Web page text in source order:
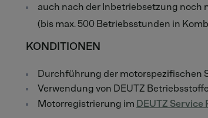
auch nach der Inbetriebsetzung noch
(bis max. 500 Betriebsstunden in
KONDITIONEN
Durchführung der motorspezifischen
Verwendung von DEUTZ
Motorregistrierung im DEUTZ Service